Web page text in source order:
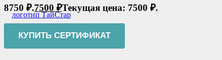
8750 ₽.7500 ₽Текущая цена: 7500 ₽.
КУПИТЬ СЕРТИФИКАТ